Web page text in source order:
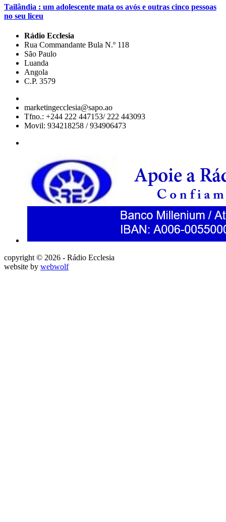
Tailândia : um adolescente mata os avós e outras cinco pessoas
no seu liceu
Rádio Ecclesia
Rua Commandante Bula N.º 118
São Paulo
Luanda
Angola
C.P. 3579
marketingecclesia@sapo.ao
Tfno.: +244 222 447153/ 222 443093
Movil: 934218258 / 934906473
copyright © 2026 - Rádio Ecclesia
website by webwolf